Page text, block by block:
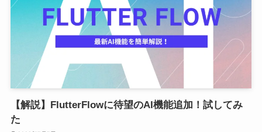
【解説】FlutterFlowに待望のAI機能追加！試してみ
た